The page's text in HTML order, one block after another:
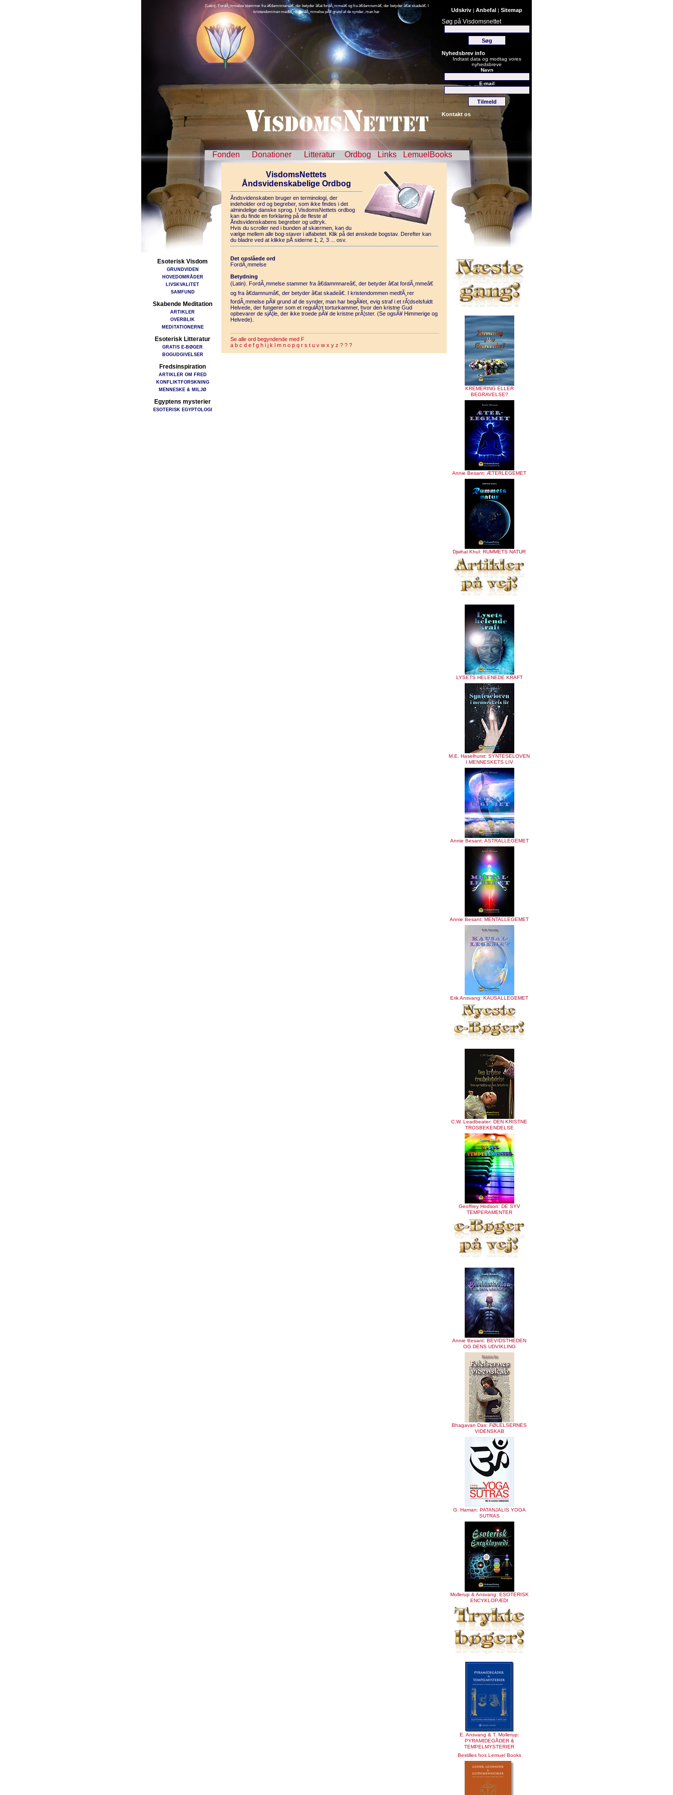
Udskriv | Anbefal | Sitemap
Søg på Visdomsnettet
Nyhedsbrev info
Indtast data og modtag vores
nyhedsbreve
Navn
E-mail
Kontakt os
(Latin). FordÃ¸mmelse stammer fra â€dammnareâ€, der betyder â€at fordÃ¸mmeâ€ og fra â€damnumâ€, der betyder â€at skadeâ€. I
kristendommen medfÃ¸rer fordÃ¸mmelse pÃ¥ grund af de synder, man har
Fonden Donationer Litteratur Ordbog Links LemuelBooks
Esoterisk Visdom
GRUNDVIDEN
HOVEDOMRÅDER
LIVSKVALITET
SAMFUND
Skabende Meditation
ARTIKLER
OVERBLIK
MEDITATIONERNE
Esoterisk Litteratur
GRATIS E-BØGER
BOGUDGIVELSER
Fredsinspiration
ARTIKLER OM FRED
KONFLIKTFORSKNING
MENNESKE & MILJØ
Egyptens mysterier
ESOTERISK EGYPTOLOGI
VisdomsNettets
Åndsvidenskabelige Ordbog
Åndsvidenskaben bruger en terminologi, der
indeholder ord og begreber, som ikke findes i det
almindelige danske sprog. I VisdomsNettets ordbog
kan du finde en forklaring på de fleste af
Åndsvidenskabens begreber og udtryk.
Hvis du scroller ned i bunden af skærmen, kan du
vælge mellem alle bog-staver i alfabetet. Klik på det ønskede bogstav. Derefter kan
du bladre ved at klikke pÅ siderne 1, 2, 3 ... osv.
Det opslåede ord
FordÃ¸mmelse
Betydning
(Latin). FordÃ¸mmelse stammer fra â€dammnareâ€, der betyder â€at fordÃ¸mmeâ€
og fra â€damnumâ€, der betyder â€at skadeâ€. I kristendommen medfÃ¸rer
fordÃ¸mmelse pÃ¥ grund af de synder, man har begÃ¥et, evig straf i et rÃ¦dselsfuldt
Helvede, der fungerer som et regulÃ¦rt torturkammer, hvor den kristne Gud
opbevarer de sjÃ¦le, der ikke troede pÃ¥ de kristne prÃ¦ster. (Se ogsÃ¥ Himmerige og
Helvede).
Se alle ord begyndende med F
a b c d e f g h i j k l m n o p q r s t u v w x y z ? ? ?
KREMERING ELLER
BEGRAVELSE?
Annie Besant: ÆTERLEGEMET
Djwhal Khul: RUMMETS NATUR
LYSETS HELENEDE KRAFT
M.E. Haselhurst: SYNTESELOVEN
I MENNESKETS LIV
Annie Besant: ASTRALLEGEMET
Annie Besant: MENTALLEGEMET
Erik Ansvang: KAUSALLEGEMET
C.W. Leadbeater: DEN KRISTNE
TROSBEKENDELSE
Geoffrey Hodson: DE SYV
TEMPERAMENTER
Annie Besant: BEVIDSTHEDEN
OG DENS UDVIKLING
Bhagavan Das: FØLELSERNES
VIDENSKAB
G. Haman: PATANJALIS YOGA
SUTRAS
Mollerup & Ansvang: ESOTERISK
ENCYKLOPÆDI
E. Ansvang & T. Mollerup:
PYRAMIDEGÅDER &
TEMPELMYSTERIER
Bestilles hos Lemuel Books